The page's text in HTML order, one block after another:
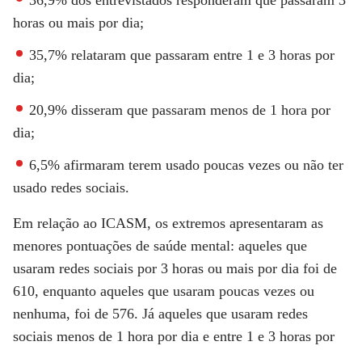
horas ou mais por dia;
35,7% relataram que passaram entre 1 e 3 horas por
dia;
20,9% disseram que passaram menos de 1 hora por
dia;
6,5% afirmaram terem usado poucas vezes ou não ter
usado redes sociais.
Em relação ao ICASM, os extremos apresentaram as
menores pontuações de saúde mental: aqueles que
usaram redes sociais por 3 horas ou mais por dia foi de
610, enquanto aqueles que usaram poucas vezes ou
nenhuma, foi de 576. Já aqueles que usaram redes
sociais menos de 1 hora por dia e entre 1 e 3 horas por